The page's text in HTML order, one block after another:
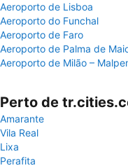
Aeroporto de Lisboa
Aeroporto do Funchal
Aeroporto de Faro
Aeroporto de Palma de
Aeroporto de Milão –
Perto de
Amarante
Vila Real
Lixa
Perafita